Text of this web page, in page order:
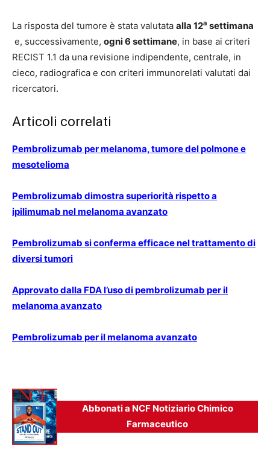
La risposta del tumore è stata valutata alla 12a settimana
e, successivamente, ogni 6 settimane, in base ai criteri
RECIST 1.1 da una revisione indipendente, centrale, in
cieco, radiografica e con criteri immunorelati valutati dai
ricercatori.
Articoli correlati
Pembrolizumab per melanoma, tumore del polmone e
mesotelioma
Pembrolizumab dimostra superiorità rispetto a
ipilimumab nel melanoma avanzato
Pembrolizumab si conferma efficace nel trattamento di
diversi tumori
Approvato dalla FDA l’uso di pembrolizumab per il
melanoma avanzato
Pembrolizumab per il melanoma avanzato
Abbonati a NCF Notiziario Chimico
Farmaceutico